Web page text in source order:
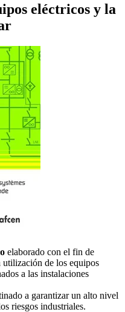
eléctricos y la
elaborado con el fin de
de los equipos
a las instalaciones
a garantizar un alto nivel
riesgos industriales.